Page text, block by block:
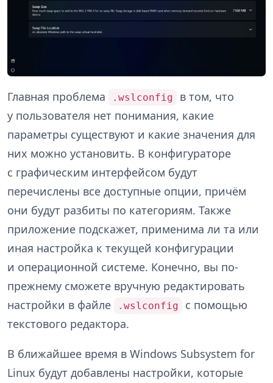
Главная проблема .wslconfig
в том, что
у пользователя нет понимания, какие
параметры существуют и какие значения для
них можно установить. В конфигураторе
с графическим интерфейсом будут
перечислены все доступные опции, причём
они будут разбиты по категориям. Также
приложение подскажет, применима ли та или
иная настройка к текущей конфигурации
и операционной системе. Конечно, вы по-
прежнему сможете вручную редактировать
настройки в файле
.wslconfig
с помощью
текстового редактора.
В ближайшее время в Windows Subsystem for
Linux будут добавлены настройки, которые